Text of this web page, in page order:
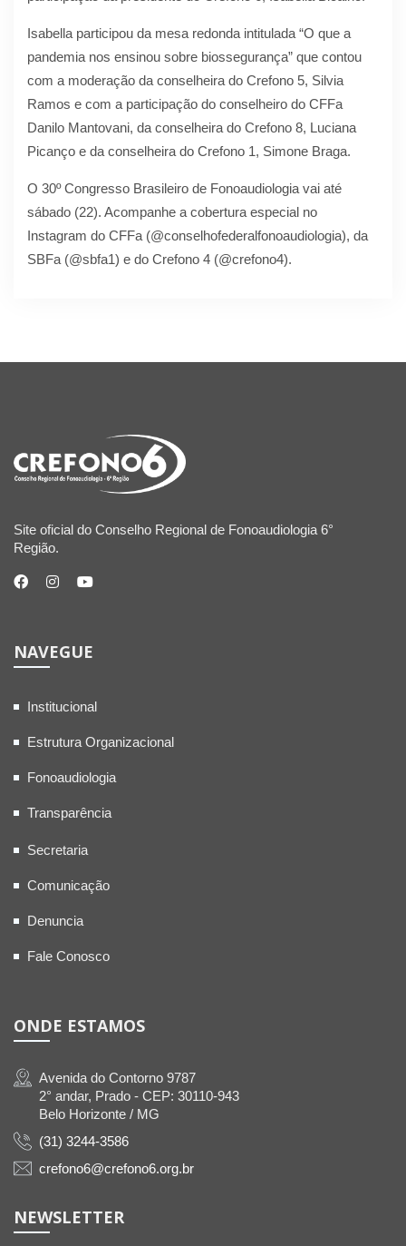
Isabella participou da mesa redonda intitulada “O que a
pandemia nos ensinou sobre biossegurança” que contou
com a moderação da conselheira do Crefono 5, Silvia
Ramos e com a participação do conselheiro do CFFa
Danilo Mantovani, da conselheira do Crefono 8, Luciana
Picanço e da conselheira do Crefono 1, Simone Braga.
O 30º Congresso Brasileiro de Fonoaudiologia vai até
sábado (22). Acompanhe a cobertura especial no
Instagram do CFFa (@conselhofederalfonoaudiologia), da
SBFa (@sbfa1) e do Crefono 4 (@crefono4).
Site oficial do Conselho Regional de Fonoaudiologia 6°
Região.
NAVEGUE
Institucional
Estrutura Organizacional
Fonoaudiologia
Transparência
Secretaria
Comunicação
Denuncia
Fale Conosco
ONDE ESTAMOS
Avenida do Contorno 9787
2° andar, Prado - CEP: 30110-943
Belo Horizonte / MG
(31) 3244-3586
crefono6@crefono6.org.br
NEWSLETTER